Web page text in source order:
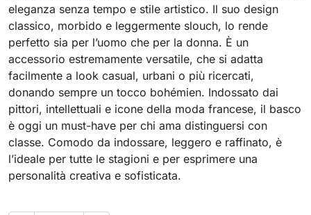
eleganza senza tempo e stile artistico. Il suo design
classico, morbido e leggermente slouch, lo rende
perfetto sia per l’uomo che per la donna. È un
accessorio estremamente versatile, che si adatta
facilmente a look casual, urbani o più ricercati,
donando sempre un tocco bohémien. Indossato dai
pittori, intellettuali e icone della moda francese, il basco
è oggi un must-have per chi ama distinguersi con
classe. Comodo da indossare, leggero e raffinato, è
l’ideale per tutte le stagioni e per esprimere una
personalità creativa e sofisticata.